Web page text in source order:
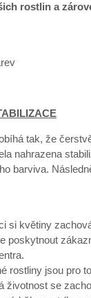
rostlin a
tak, že
nahrazena
barviva.
si květiny
poskytnout
rostliny jsou pro
životnost se